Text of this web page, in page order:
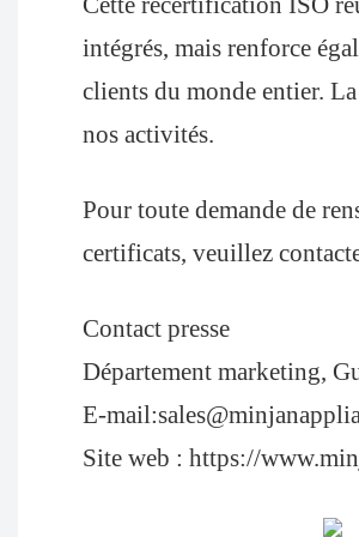
intégrés, mais renforce
clients du monde entier.
nos activités.
Pour toute demande de
certificats, veuillez
Contact presse
Département marketing,
E-
Site web : https://